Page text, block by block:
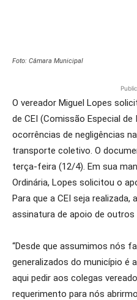
Foto: Câmara Municipal
O vereador Miguel Lopes
de CEI (Comissão Especial
ocorrências de negligências
transporte coletivo. O
terça-feira (12/4). Em sua
Ordinária, Lopes solicitou o
Para que a CEI seja
assinatura de apoio de outros
“Desde que assumimos nós
generalizados do município é
aqui pedir aos colegas
requerimento para nós